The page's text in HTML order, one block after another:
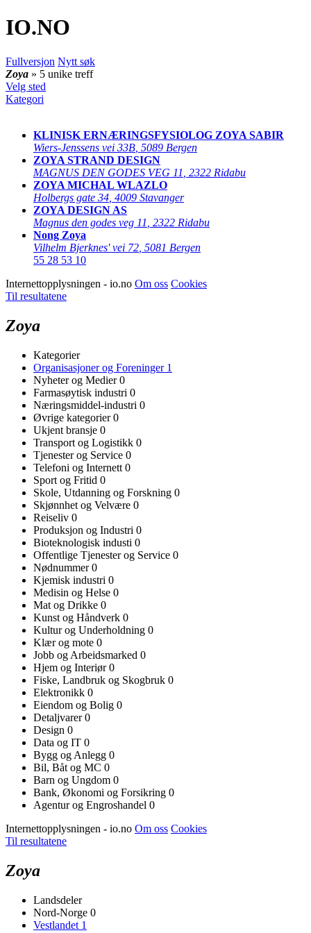
IO.NO
Fullversjon Nytt søk
Zoya » 5 unike treff
Velg sted
Kategori
KLINISK ERNÆRINGSFYSIOLOG ZOYA SABIR
Wiers-Jenssens vei 33B 5089 Bergen
ZOYA STRAND DESIGN
MAGNUS DEN GODES VEG 11 2322 Ridabu
ZOYA MICHAL WLAZLO
Holbergs gate 34 4009 Stavanger
ZOYA DESIGN AS
Magnus den godes veg 11 2322 Ridabu
Nong Zoya
Vilhelm Bjerknes' vei 72 5081 Bergen
55 28 53 10
Internettopplysningen - io.no Om oss Cookies
Til resultatene
Zoya
Kategorier
Organisasjoner og Foreninger 1
Nyheter og Medier0
Farmasøytisk industri 0
Næringsmiddel-industri 0
Øvrige kategorier0
Ukjent bransje 0
Transport og Logistikk 0
Tjenester og Service 0
Telefoni og Internett 0
Sport og Fritid 0
Skole, Utdanning og Forskning 0
Skjønnhet og Velvære 0
Reiseliv 0
Produksjon og Industri 0
Bioteknologisk industi 0
Offentlige Tjenester og Service 0
Nødnummer0
Kjemisk industri 0
Medisin og Helse 0
Mat og Drikke 0
Kunst og Håndverk 0
Kultur og Underholdning 0
Klær og mote 0
Jobb og Arbeidsmarked 0
Hjem og Interiør0
Fiske, Landbruk og Skogbruk 0
Elektronikk 0
Eiendom og Bolig 0
Detaljvarer0
Design 0
Data og IT 0
Bygg og Anlegg 0
Bil, Båt og MC 0
Barn og Ungdom 0
Bank, Økonomi og Forsikring 0
Agentur og Engroshandel 0
Internettopplysningen - io.no Om oss Cookies
Til resultatene
Zoya
Landsdeler
Nord-Norge 0
Vestlandet 1